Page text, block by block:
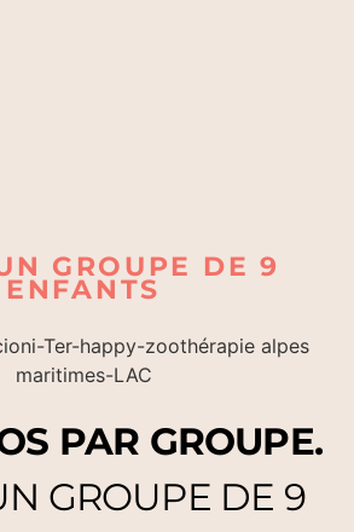
GROUPE DE 9
ENFANTS
PAR GROUPE.
GROUPE DE 9